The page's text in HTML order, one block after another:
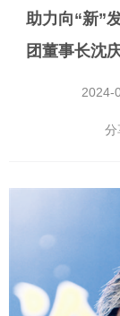
助力向“新”
团董事长沈
2024-
分